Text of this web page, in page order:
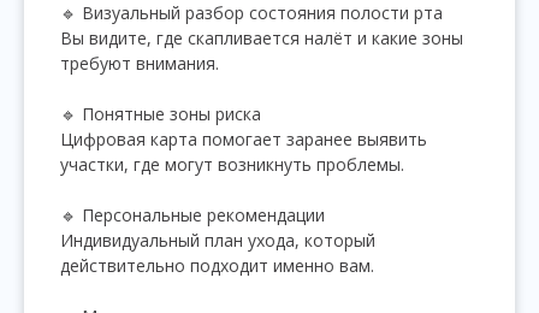
🔹 Визуальный разбор состояния полости рта
Вы видите, где скапливается налёт и какие зоны
требуют внимания.
🔹 Понятные зоны риска
Цифровая карта помогает заранее выявить
участки, где могут возникнуть проблемы.
🔹 Персональные рекомендации
Индивидуальный план ухода, который
действительно подходит именно вам.